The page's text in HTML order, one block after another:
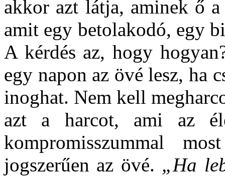
akkor azt látja, aminek ő
amit egy betolakodó, egy
A kérdés az, hogy
egy napon az övé lesz, ha
inoghat. Nem kell
azt a harcot, ami az
kompromisszummal
jogszerűen az övé. „Ha